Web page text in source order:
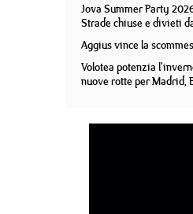
Jova Summer Party
Strade chiuse e divieti
Aggius vince la
Volotea potenzia
nuove rotte per Madrid,